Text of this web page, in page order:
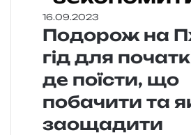
16.09.2023
Подорож на
гід для
де поїсти, що
побачити та
заощадити